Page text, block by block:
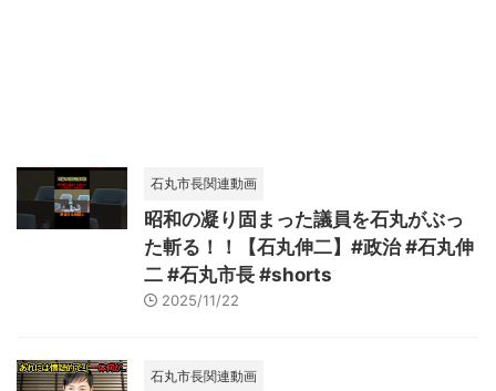
石丸市長関連動画
昭和の凝り固まった議員を石丸がぶっ
た斬る！！【石丸伸二】#政治 #石丸伸
二 #石丸市長 #shorts
2025/11/22
石丸市長関連動画